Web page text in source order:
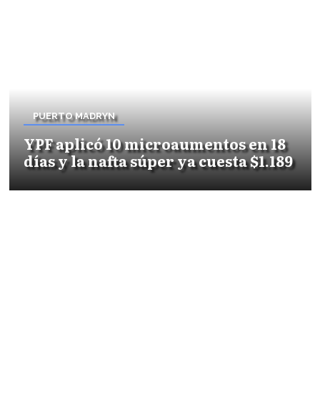
PUERTO MADRYN
YPF aplicó 10 microaumentos en 18
días y la nafta súper ya cuesta $1.189